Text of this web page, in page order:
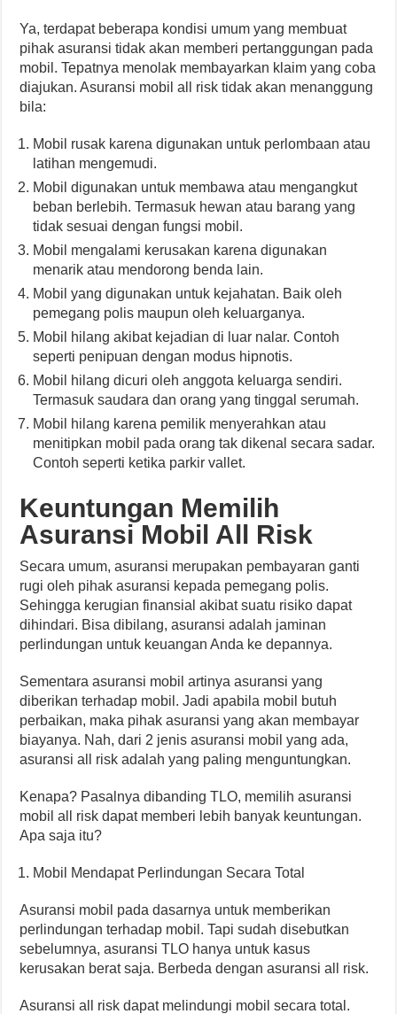
Ya, terdapat beberapa kondisi umum yang membuat
pihak asuransi tidak akan memberi pertanggungan pada
mobil. Tepatnya menolak membayarkan klaim yang coba
diajukan. Asuransi mobil all risk tidak akan menanggung
bila:
Mobil rusak karena digunakan untuk perlombaan atau
latihan mengemudi.
Mobil digunakan untuk membawa atau mengangkut
beban berlebih. Termasuk hewan atau barang yang
tidak sesuai dengan fungsi mobil.
Mobil mengalami kerusakan karena digunakan
menarik atau mendorong benda lain.
Mobil yang digunakan untuk kejahatan. Baik oleh
pemegang polis maupun oleh keluarganya.
Mobil hilang akibat kejadian di luar nalar. Contoh
seperti penipuan dengan modus hipnotis.
Mobil hilang dicuri oleh anggota keluarga sendiri.
Termasuk saudara dan orang yang tinggal serumah.
Mobil hilang karena pemilik menyerahkan atau
menitipkan mobil pada orang tak dikenal secara sadar.
Contoh seperti ketika parkir vallet.
Keuntungan Memilih
Asuransi Mobil All Risk
Secara umum, asuransi merupakan pembayaran ganti
rugi oleh pihak asuransi kepada pemegang polis.
Sehingga kerugian finansial akibat suatu risiko dapat
dihindari. Bisa dibilang, asuransi adalah jaminan
perlindungan untuk keuangan Anda ke depannya.
Sementara asuransi mobil artinya asuransi yang
diberikan terhadap mobil. Jadi apabila mobil butuh
perbaikan, maka pihak asuransi yang akan membayar
biayanya. Nah, dari 2 jenis asuransi mobil yang ada,
asuransi all risk adalah yang paling menguntungkan.
Kenapa? Pasalnya dibanding TLO, memilih asuransi
mobil all risk dapat memberi lebih banyak keuntungan.
Apa saja itu?
Mobil Mendapat Perlindungan Secara Total
Asuransi mobil pada dasarnya untuk memberikan
perlindungan terhadap mobil. Tapi sudah disebutkan
sebelumnya, asuransi TLO hanya untuk kasus
kerusakan berat saja. Berbeda dengan asuransi all risk.
Asuransi all risk dapat melindungi mobil secara total.